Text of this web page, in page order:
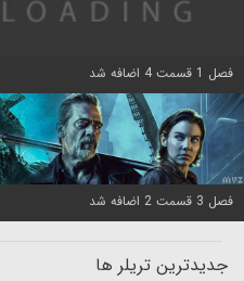
فصل 1 قسمت 4 اضافه شد
فصل 3 قسمت 2 اضافه شد
جدیدترین تریلر ها